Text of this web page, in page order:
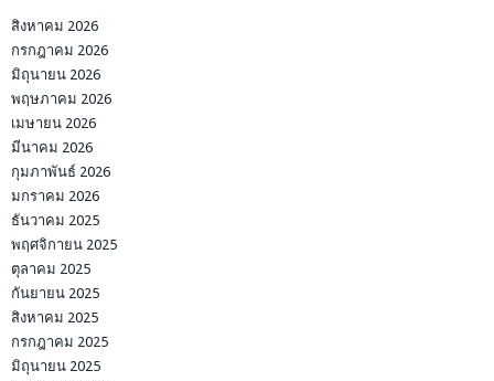
สิงหาคม 2026
กรกฎาคม 2026
มิถุนายน 2026
พฤษภาคม 2026
เมษายน 2026
มีนาคม 2026
กุมภาพันธ์ 2026
มกราคม 2026
ธันวาคม 2025
พฤศจิกายน 2025
ตุลาคม 2025
กันยายน 2025
สิงหาคม 2025
กรกฎาคม 2025
มิถุนายน 2025